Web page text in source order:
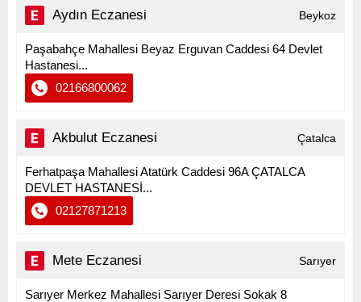
Aydın Eczanesi Beykoz
Paşabahçe Mahallesi Beyaz Erguvan Caddesi 64 Devlet
Hastanesi...
02166800062
Akbulut Eczanesi Çatalca
Ferhatpaşa Mahallesi Atatürk Caddesi 96A ÇATALCA
DEVLET HASTANESİ...
02127871213
Mete Eczanesi Sarıyer
Sarıyer Merkez Mahallesi Sarıyer Deresi Sokak 8